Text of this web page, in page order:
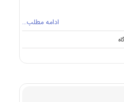
ادامه مطلب…
on
نکات
دکتری